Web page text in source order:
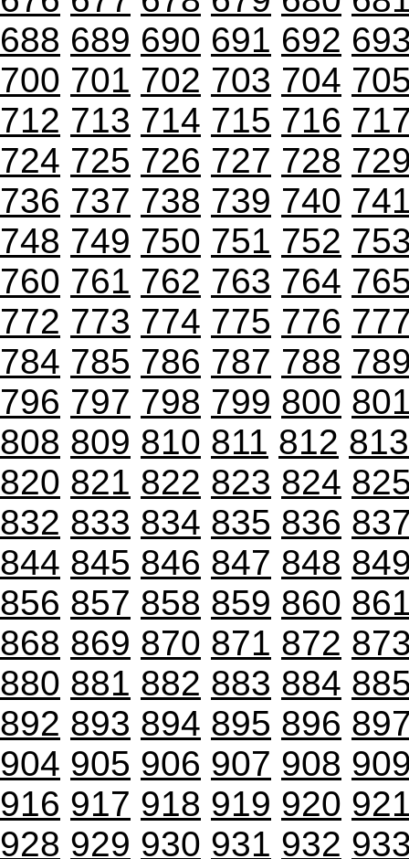
688 689 690 691 692
700 701 702 703 704
712 713 714 715 716
724 725 726 727 728
736 737 738 739 740
748 749 750 751 752
760 761 762 763 764
772 773 774 775 776
784 785 786 787 788
796 797 798 799 800
808 809 810 811 812 813
820 821 822 823 824
832 833 834 835 836
844 845 846 847 848
856 857 858 859 860
868 869 870 871 872
880 881 882 883 884
892 893 894 895 896
904 905 906 907 908
916 917 918 919 920
928 929 930 931 932